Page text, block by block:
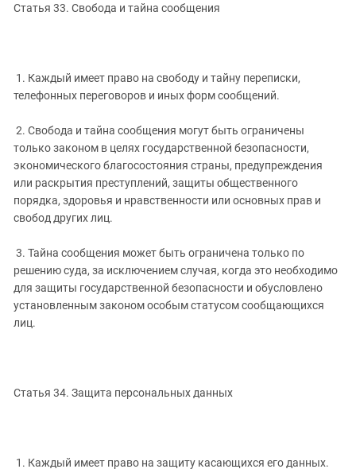
Статья 33. Свобода и тайна сообщения
1. Каждый имеет право на свободу и тайну переписки,
телефонных переговоров и иных форм сообщений.
2. Свобода и тайна сообщения могут быть ограничены
только законом в целях государственной безопасности,
экономического благосостояния страны, предупреждения
или раскрытия преступлений, защиты общественного
порядка, здоровья и нравственности или основных прав и
свобод других лиц.
3. Тайна сообщения может быть ограничена только по
решению суда, за исключением случая, когда это необходимо
для защиты государственной безопасности и обусловлено
установленным законом особым статусом сообщающихся
лиц.
Статья 34. Защита персональных данных
1. Каждый имеет право на защиту касающихся его данных.